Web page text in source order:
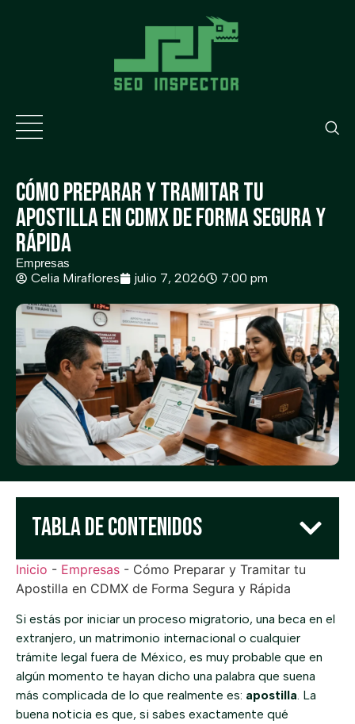
Cómo Preparar y Tramitar tu
Apostilla en CDMX de Forma Segura y
Rápida
Empresas
Celia Miraflores julio 7, 2026 7:00 pm
Tabla de Contenidos
Inicio - Empresas - Cómo Preparar y Tramitar tu
Apostilla en CDMX de Forma Segura y Rápida
Si estás por iniciar un proceso migratorio, una beca en el
extranjero, un matrimonio internacional o cualquier
trámite legal fuera de México, es muy probable que en
algún momento te hayan dicho una palabra que suena
más complicada de lo que realmente es: apostilla . La
buena noticia es que, si sabes exactamente qué